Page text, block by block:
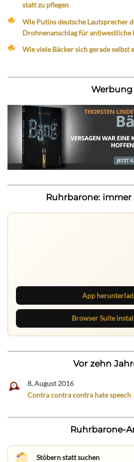
statt zu pflegen
Wie Putins deutsche Lautsprecher
Drohnenanschlag für antiwestliche
Wie viele Bäcker sich gerade selbst
Werbung
Ruhrbarone:
App
Browser Suite
Vor zehn
8. August 2016
Contra contra contra hate speech
Ruhrbarone-
Stöbern statt suchen